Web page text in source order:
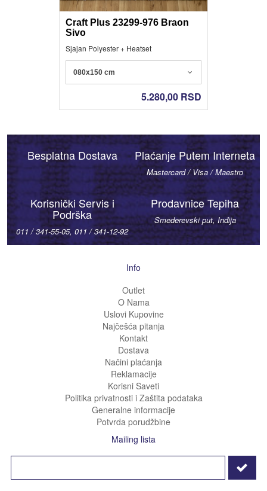
Craft Plus 23299-976 Braon
Sivo
Sjajan Polyester + Heatset
080x150 cm
5.280,00 RSD
Besplatna Dostava Plaćanje Putem Interneta
Mastercard / Visa / Maestro
Korisnički Servis i
Podrška
011 / 341-55-05, 011 / 341-12-92
Prodavnice Tepiha
Smederevski put, Inđija
Info
Outlet
O Nama
Uslovi Kupovine
Najčešća pitanja
Kontakt
Dostava
Načini plaćanja
Reklamacije
Korisni Saveti
Politika privatnosti i Zaštita podataka
Generalne informacije
Potvrda porudžbine
Mailing lista